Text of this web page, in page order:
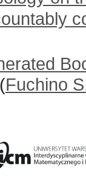
(Fuchino